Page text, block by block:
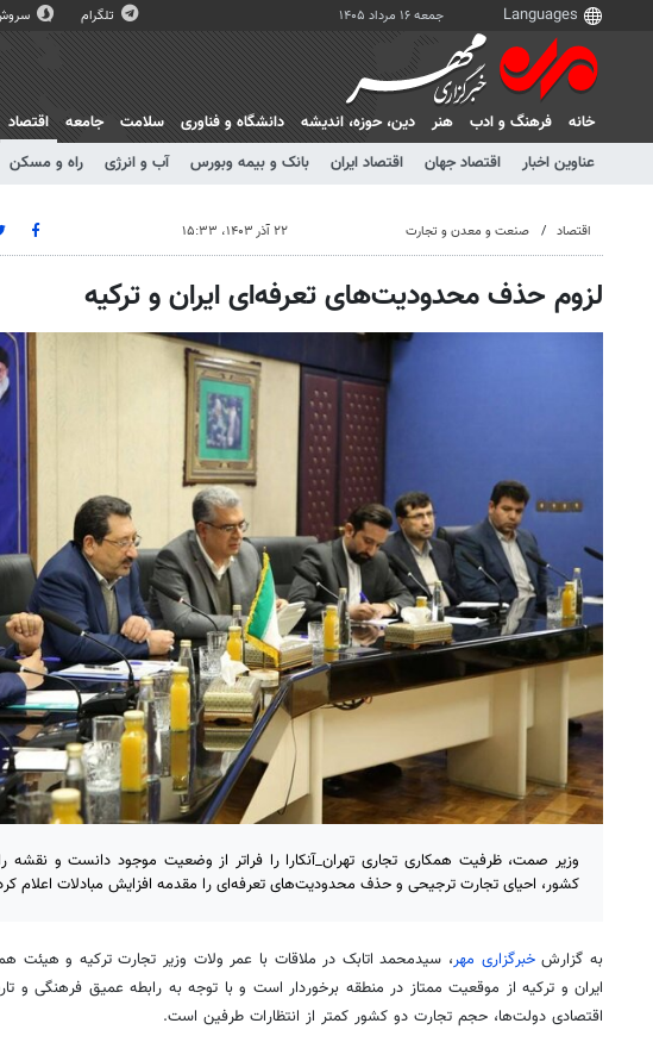
جمعه ۱۶ مرداد ۱۴۰۵ تلگرام
خانه فرهنگ و ادب هنر دين، حوزه، انديشه دانشگاه و فناوری سلامت جامعه
اقتصاد
عناوین اخبار
اقتصاد جهان اقتصاد ایران بانک و بیمه وبورس آب و انرژی راه و مسکن
اقتصاد صنعت و معدن و تجارت ۲۲ آذر ۱۴۰۳، ۱۵:۳۳
لزوم حذف محدودیت‌های تعرفه‌ای ایران و ترکیه
وزیر صمت، ظرفیت همکاری تجاری تهران_آنکارا را فراتر از وضعیت موجود دانست و نقشه
کشور، احیای تجارت ترجیحی و حذف محدودیت‌های تعرفه‌ای را مقدمه‌ افزایش مبادلات اعلام
به گزارشخبرگزاری مهر، سیدمحمد اتابک در ملاقات با عمر ولات وزیر تجارت ترکیه و هیئت
ایران و ترکیه از موقعیت ممتاز در منطقه برخوردار است و با توجه به رابطه عمیق فرهنگی و
اقتصادی دولت‌ها، حجم تجارت دو کشور کمتر از انتظارات طرفین است.